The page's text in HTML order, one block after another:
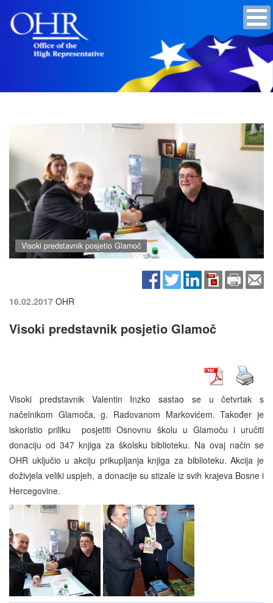
Visoki predstavnik posjetio Glamoč
16.02.2017 OHR
Visoki predstavnik posjetio Glamoč
Visoki predstavnik Valentin Inzko sastao se u četvrtak s
načelnikom Glamoča, g. Radovanom Markovićem. Također je
iskoristio priliku posjetiti Osnovnu školu u Glamoču i uručiti
donaciju od 347 knjiga za školsku biblioteku. Na ovaj način se
OHR uključio u akciju prikupljanja knjiga za biblioteku. Akcija je
doživjela veliki uspjeh, a donacije su stizale iz svih krajeva Bosne i
Hercegovine.